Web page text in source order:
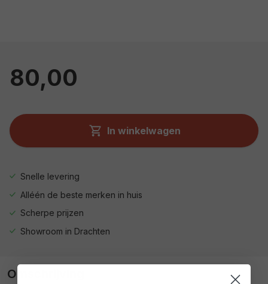
80,00
In winkelwagen
Snelle levering
Alléén de beste merken in huis
Scherpe prijzen
Showroom in Drachten
Omschrijving